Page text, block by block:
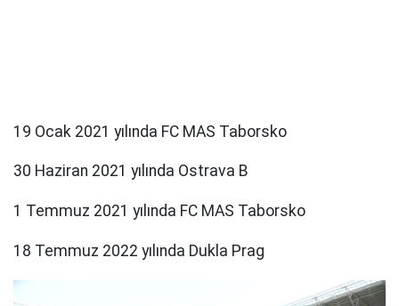
19 Ocak 2021 yılında FC MAS Taborsko
30 Haziran 2021 yılında Ostrava B
1 Temmuz 2021 yılında FC MAS Taborsko
18 Temmuz 2022 yılında Dukla Prag